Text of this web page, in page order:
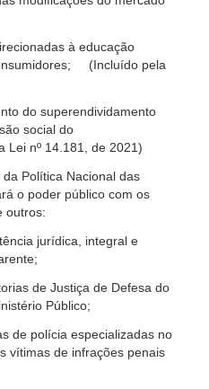
à educação
(Incluído pela
do superendividamento
social do
nº 14.181, de 2021)
Política Nacional das
o poder público com os
outros:
jurídica, integral e
de Justiça de Defesa do
Público;
de polícia especializadas no
vítimas de infrações penais